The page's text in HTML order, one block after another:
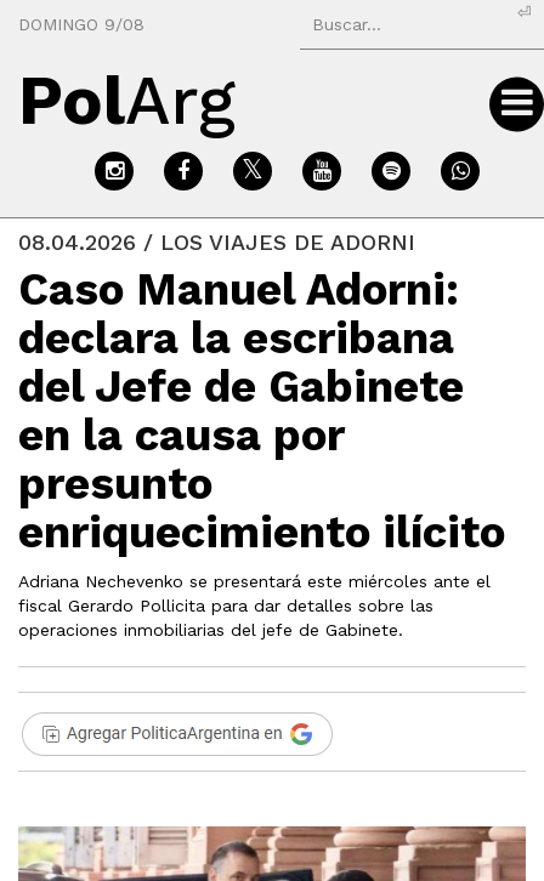
DOMINGO 9/08
⏎
PolArg
08.04.2026 / LOS VIAJES DE ADORNI
Caso Manuel Adorni:
declara la escribana
del Jefe de Gabinete
en la causa por
presunto
enriquecimiento ilícito
Adriana Nechevenko se presentará este miércoles ante el
fiscal Gerardo Pollicita para dar detalles sobre las
operaciones inmobiliarias del jefe de Gabinete.